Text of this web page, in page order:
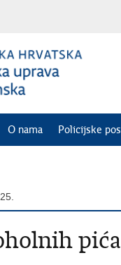
O nama Policijske